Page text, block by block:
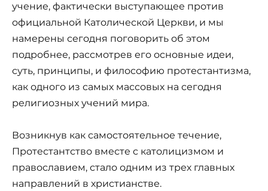
учение, фактически выступающее против
официальной Католической Церкви, и мы
намерены сегодня поговорить об этом
подробнее, рассмотрев его основные идеи,
суть, принципы, и философию протестантизма,
как одного из самых массовых на сегодня
религиозных учений мира.
Возникнув как самостоятельное течение,
Протестантство вместе с католицизмом и
православием, стало одним из трех главных
направлений в христианстве.